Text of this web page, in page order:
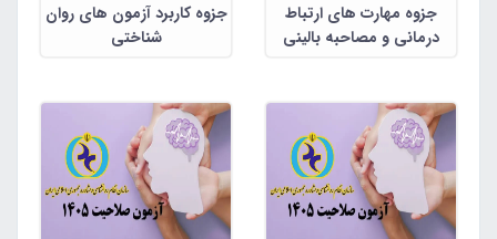
جزوه مهارت های ارتباط
درمانی و مصاحبه بالینی
جزوه کاربرد آزمون های روان
شناختی